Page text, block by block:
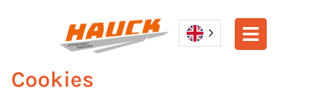
Cookies